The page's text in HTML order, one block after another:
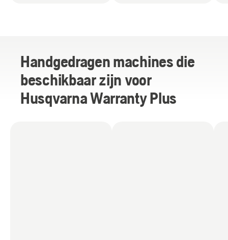
Handgedragen machines die
beschikbaar zijn voor
Husqvarna Warranty Plus